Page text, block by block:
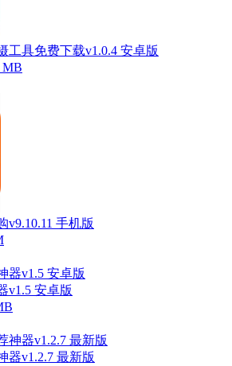
工具免费下载v1.0.4 安卓版
MB
v9.10.11 手机版
v1.5 安卓版
器v1.2.7 最新版